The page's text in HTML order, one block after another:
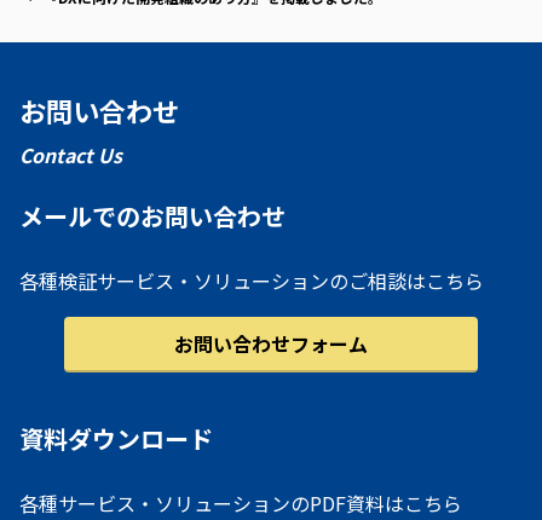
お問い合わせ
Contact Us
メールでのお問い合わせ
各種検証サービス・ソリューションのご相談はこちら
お問い合わせフォーム
資料ダウンロード
各種サービス・ソリューションのPDF資料はこちら